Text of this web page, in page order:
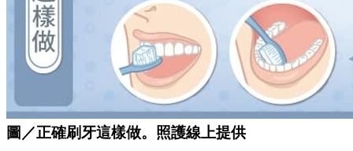
圖／正確刷牙這樣做。照護線上提供